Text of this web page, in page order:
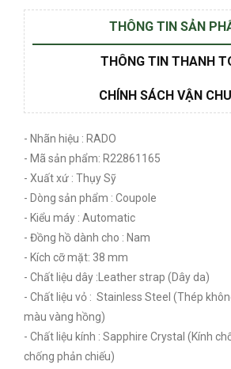
THÔNG TIN SẢN
THÔNG TIN THANH
CHÍNH SÁCH VẬN
- Nhãn hiệu : RADO
- Mã sản phẩm: R22861165
- Xuất xứ : Thụy Sỹ
- Dòng sản phẩm : Coupole
- Kiểu máy : Automatic
- Đồng hồ dành cho : Nam
- Kích cỡ mặt: 38 mm
- Chất liệu dây :Leather strap (Dây da)
- Chất liệu vỏ : Stainless Steel (Thép
màu vàng hồng)
- Chất liệu kính : Sapphire Crystal (Kính
chống phản chiếu)